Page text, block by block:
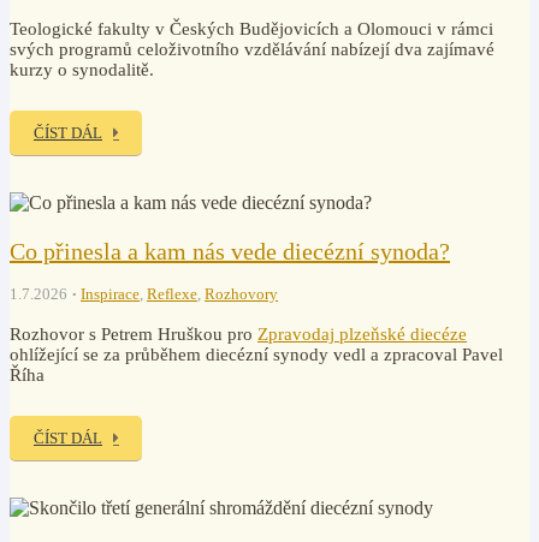
Teologické fakulty v Českých Budějovicích a Olomouci v rámci
svých programů celoživotního vzdělávání nabízejí dva zajímavé
kurzy o synodalitě.
ČÍST DÁL
Co přinesla a kam nás vede diecézní synoda?
1.7.2026 Inspirace, Reflexe, Rozhovory
Rozhovor s Petrem Hruškou pro Zpravodaj plzeňské diecéze
ohlížející se za průběhem diecézní synody vedl a zpracoval Pavel
Říha
ČÍST DÁL